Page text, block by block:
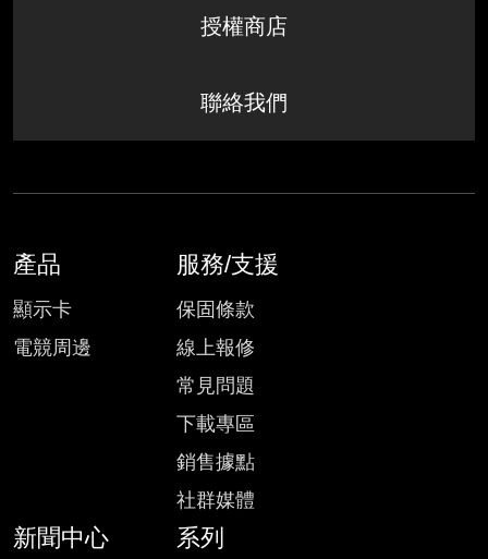
授權商店
聯絡我們
產品
顯示卡
電競周邊
服務/支援
保固條款
線上報修
常見問題
下載專區
銷售據點
社群媒體
新聞中心 系列